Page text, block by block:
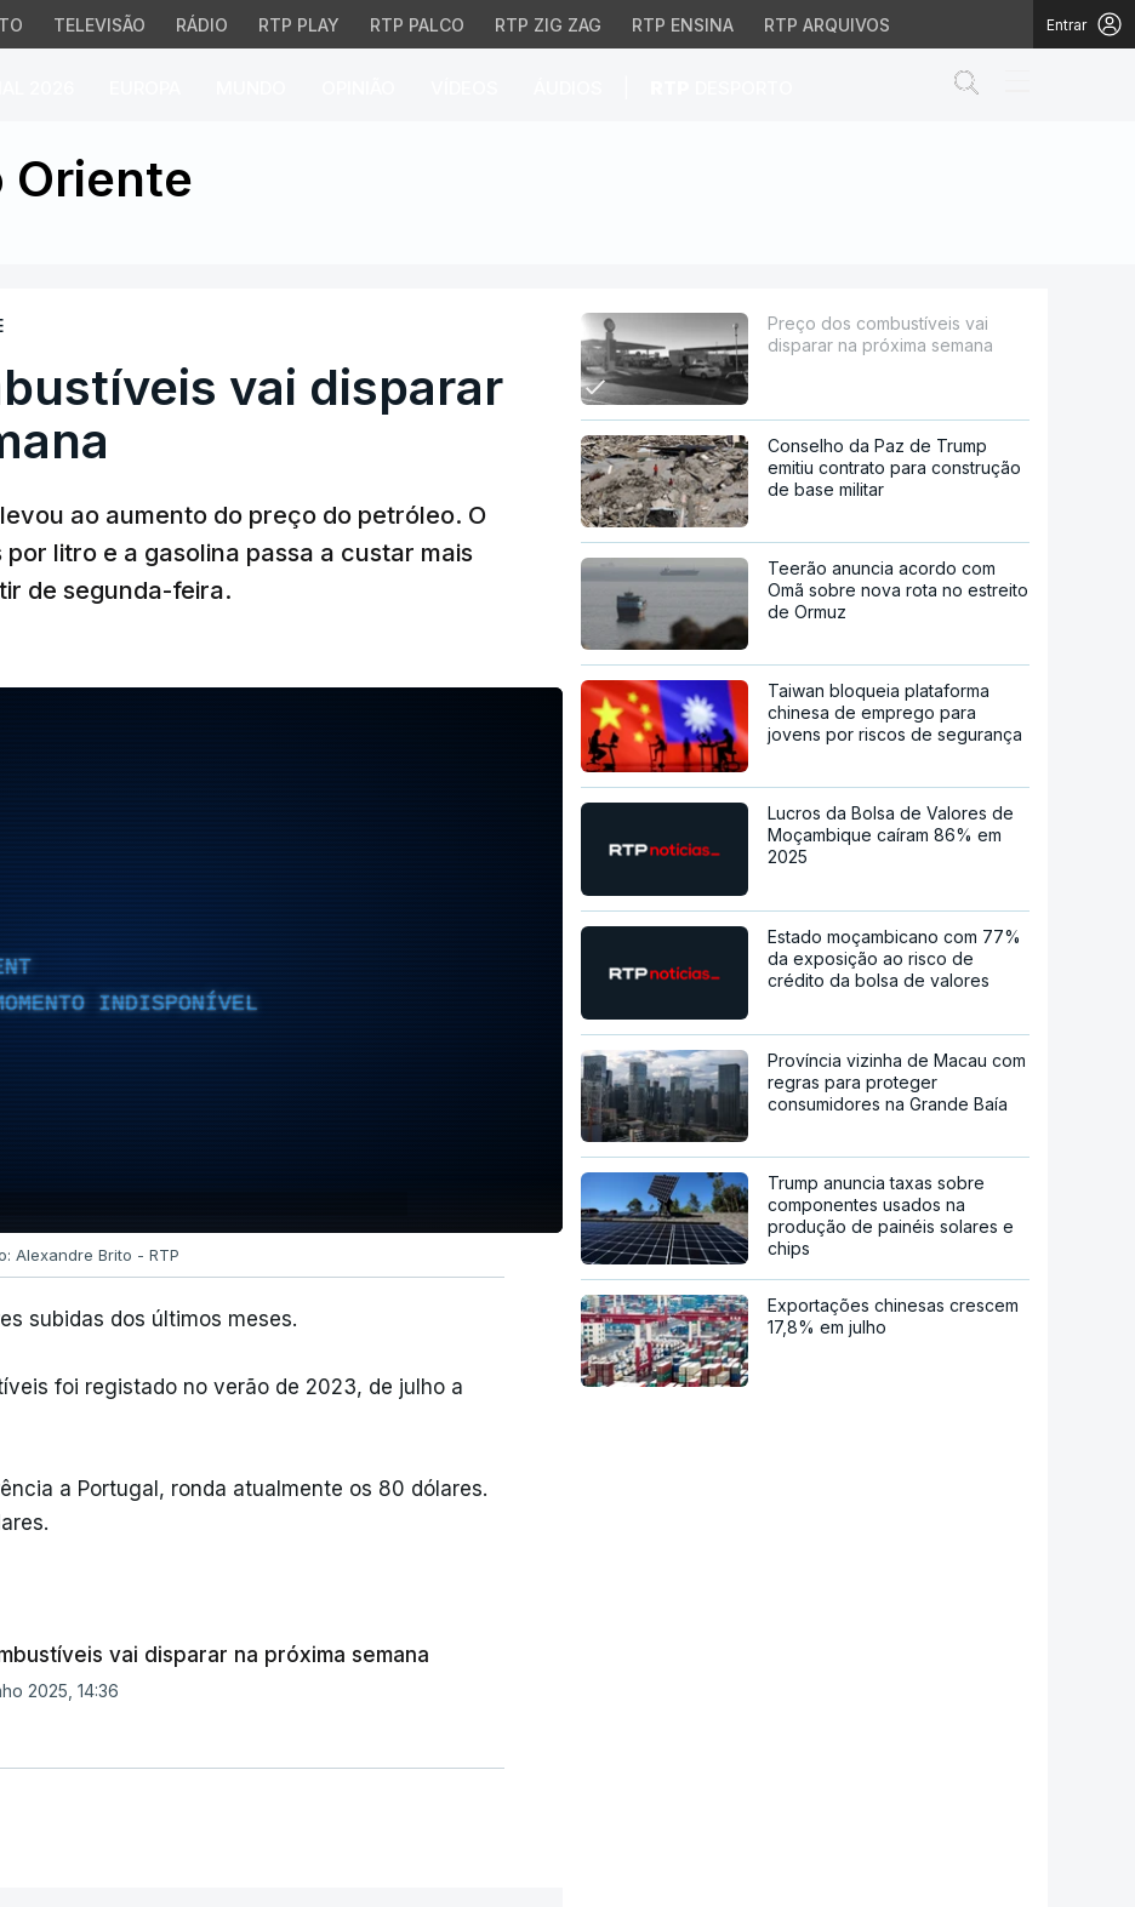
TELEVISÃO RÁDIO RTP PLAY RTP PALCO RTP ZIG ZAG RTP ENSINA RTP ARQUIVOS Entrar
vai disparar na próxima semana
Oriente
vai disparar
ao aumento do preço do petróleo. O
litro e a gasolina passa a custar mais
de segunda-feira.
INDISPONÍVEL
Alexandre Brito - RTP
subidas dos últimos meses.
foi registado no verão de 2023, de julho a
a Portugal, ronda atualmente os 80 dólares.
vai disparar na próxima semana
2025, 14:36
Preço dos combustíveis vai
disparar na próxima semana
Conselho da Paz de Trump
emitiu contrato para construção
de base militar
Teerão anuncia acordo com
Omã sobre nova rota no estreito
de Ormuz
Taiwan bloqueia plataforma
chinesa de emprego para
jovens por riscos de segurança
Lucros da Bolsa de Valores de
Moçambique caíram 86% em
2025
Estado moçambicano com 77%
da exposição ao risco de
crédito da bolsa de valores
Província vizinha de Macau com
regras para proteger
consumidores na Grande Baía
Trump anuncia taxas sobre
componentes usados na
produção de painéis solares e
chips
Exportações chinesas crescem
17,8% em julho